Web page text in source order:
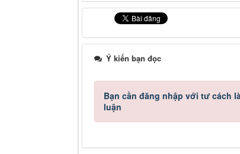
Ý kiến bạn đọc
Bạn cần đăng nhập với tư cách là
luận